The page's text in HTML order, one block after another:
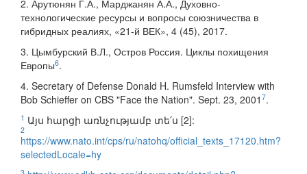
2. Арутюнян Г.А., Марджанян А.А., Духовно-
технологические ресурсы и вопросы союзничества в
гибридных реалиях, «21-й ВЕК», 4 (45), 2017.
3. Цымбурский В.Л., Остров Россия. Циклы похищения
Европы6.
4. Secretary of Defense Donald H. Rumsfeld Interview with
Bob Schieffer on CBS "Face the Nation". Sept. 23, 2001 7.
1 Այս հարցի առնչությամբ տե՛ս [2]:
2
https://www.nato.int/cps/ru/natohq/official_texts_17120.htm?
selectedLocale=hy